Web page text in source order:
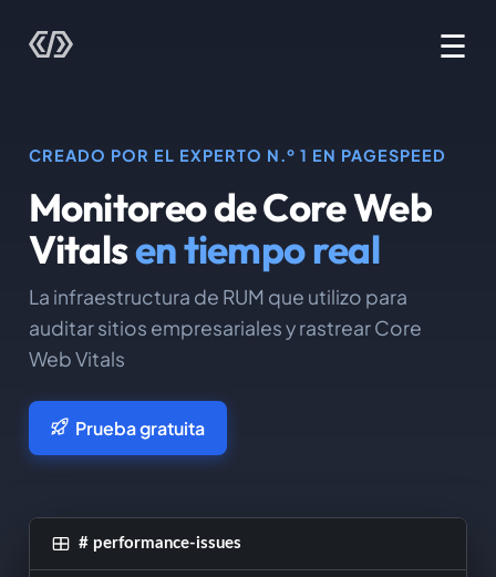
☰
CREADO POR EL EXPERTO N.º 1 EN PAGESPEED
Monitoreo de Core Web
Vitalsen tiempo real
La infraestructura de RUM que utilizo para
auditar sitios empresariales y rastrear Core
Web Vitals
Prueba gratuita
# performance-issues